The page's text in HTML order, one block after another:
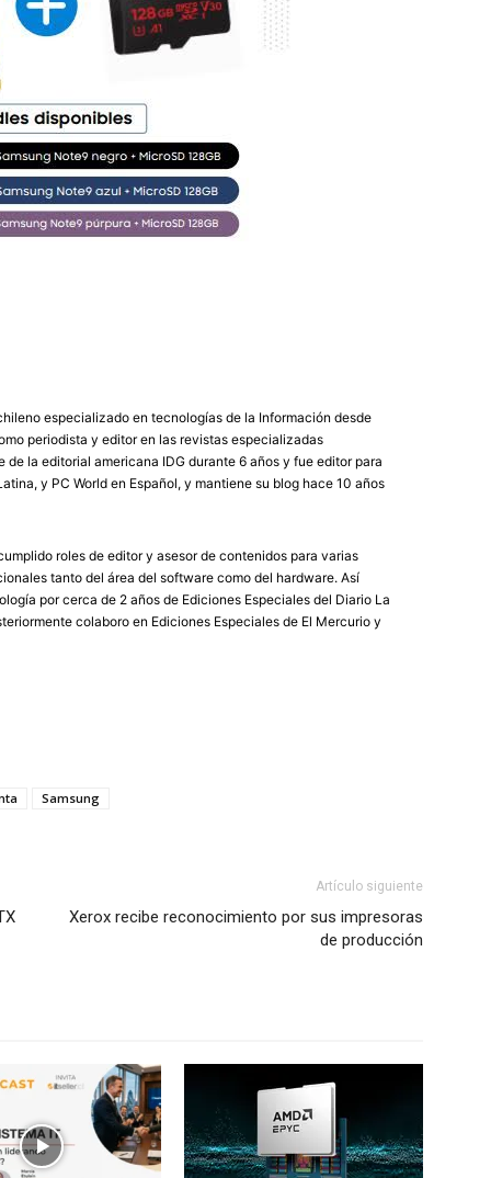
especializado en tecnologías de la Información desde
periodista y editor en las revistas especializadas
de la editorial americana IDG durante 6 años y fue editor para
y PC World en Español, y mantiene su blog hace 10 años
roles de editor y asesor de contenidos para varias
tanto del área del software como del hardware. Así
por cerca de 2 años de Ediciones Especiales del Diario La
colaboro en Ediciones Especiales de El Mercurio y
Samsung
Artículo siguiente
Xerox recibe reconocimiento por sus impresoras
de producción